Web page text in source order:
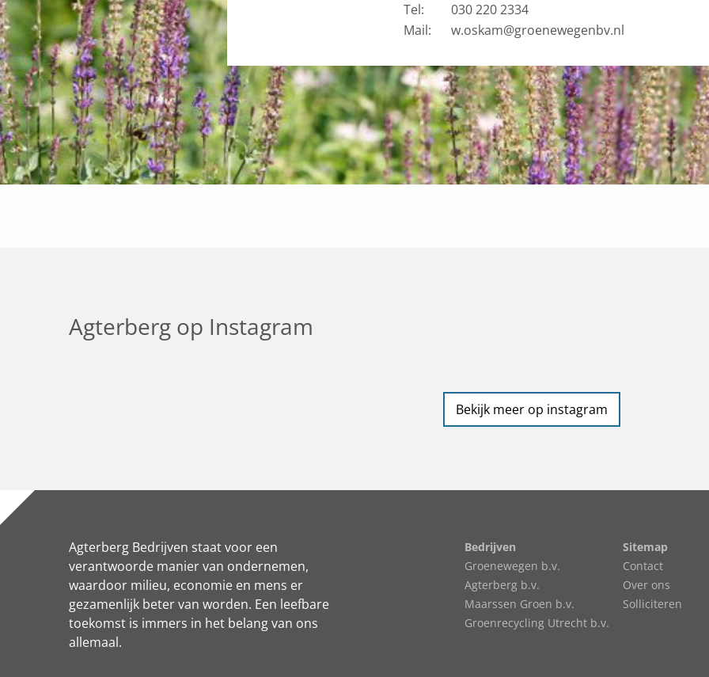
Tel:
030 220 2334
Mail:
w.oskam@groenewegenbv.nl
Agterberg op Instagram
Bekijk meer op instagram
Agterberg Bedrijven staat voor een
verantwoorde manier van ondernemen,
waardoor milieu, economie en mens er
gezamenlijk beter van worden. Een leefbare
toekomst is immers in het belang van ons
allemaal.
Bedrijven
Groenewegen b.v.
Agterberg b.v.
Maarssen Groen b.v.
Groenrecycling Utrecht b.v.
Sitemap
Contact
Over ons
Solliciteren